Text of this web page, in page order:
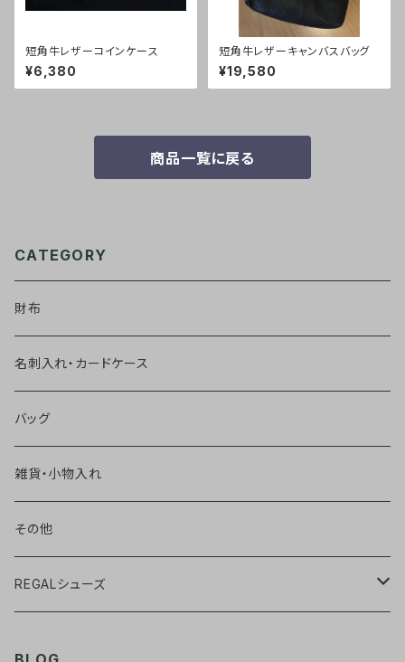
短角牛レザーコインケース
¥6,380
短角牛レザーキャンバスバッグ
¥19,580
商品一覧に戻る
CATEGORY
財布
名刺入れ・カードケース
バッグ
雑貨・小物入れ
その他
REGALシューズ